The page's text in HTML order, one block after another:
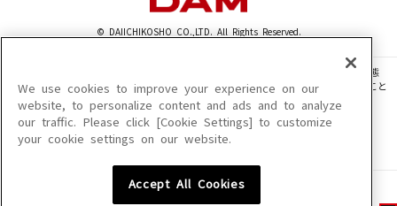
© DAIICHIKOSHO CO.,LTD. All Rights Reserved.
このサイトに掲載されている一切の文章・画像・写真・動画・音声等を、手段や形態
を問わず、著作権法の定める範囲を超えて無断で複製、転載、ファイル化などすること
を禁じます。
楽曲及びコンテンツは、機種によりご利用いただけない場合があります。
楽曲及びコンテンツの配信日、配信内容が変更になる場合があります。
We use cookies to improve your experience on our
website, to personalize content and ads and to analyze
our traffic. Please click [Cookie Settings] to customize
your cookie settings on our website.
Accept All Cookies